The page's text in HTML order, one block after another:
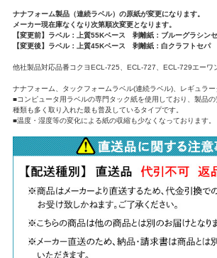
ナナフォーム製品（連続ラベル）の原紙が変更になります。
メーカー現在庫なくなり次第順次変更となります。
【変更前】ラベル：上質55Kベース 剥離紙：ブルーグラシン
【変更後】ラベル：上質45Kベース 剥離紙：白クラフトセパ
他社製品対応品番コクヨECL-725、ECL-727、ECL-729エーワ
ナナフォーム、タックフォームラベル(連続ラベル)、レギュラー
■コンピュータ用ラベルの専門タック紙を使用しており、製品の
種類も多く取り入れた最も普及しているタイプです。
■温度・湿度等の変化による紙の収縮も少なくなっております。